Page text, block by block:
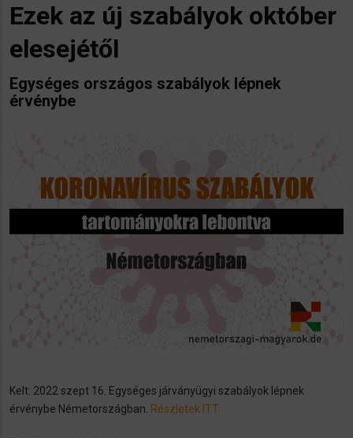
Ezek az új szabályok október
elesejétől
Egységes országos szabályok lépnek
érvénybe
Kelt: 2022 szept 16. Egységes járványügyi szabályok lépnek
érvénybe Németországban. Részletek ITT.